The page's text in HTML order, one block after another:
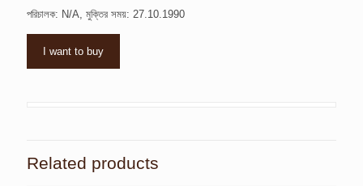
পরিচালক: N/A, মুক্তির সময়: 27.10.1990
I want to buy
Related products